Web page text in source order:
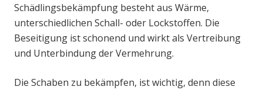
Schädlingsbekämpfung besteht aus Wärme,
unterschiedlichen Schall- oder Lockstoffen. Die
Beseitigung ist schonend und wirkt als Vertreibung
und Unterbindung der Vermehrung.
Die Schaben zu bekämpfen, ist wichtig, denn diese